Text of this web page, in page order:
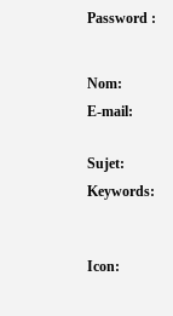
Password :
Nom:
E-mail:
Sujet:
Keywords:
Icon: